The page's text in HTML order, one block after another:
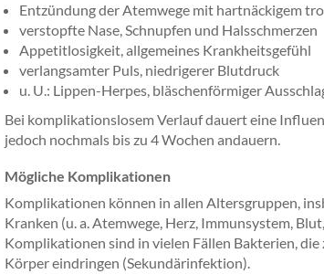
Entzündung der Atemwege mit hartnäckigem
verstopfte Nase, Schnupfen und Halsschmerzen
Appetitlosigkeit, allgemeines Krankheitsgefühl
verlangsamter Puls, niedrigerer Blutdruck
u. U.: Lippen-Herpes, bläschenförmiger
Bei komplikationslosem Verlauf dauert eine
jedoch nochmals bis zu 4 Wochen andauern.
Mögliche Komplikationen
Komplikationen können in allen Altersgruppen,
Kranken (u. a. Atemwege, Herz, Immunsystem,
Komplikationen sind in vielen Fällen Bakterien,
Körper eindringen (Sekundärinfektion).